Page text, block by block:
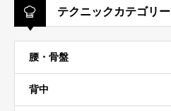
テクニックカテゴリー
腰・骨盤
背中